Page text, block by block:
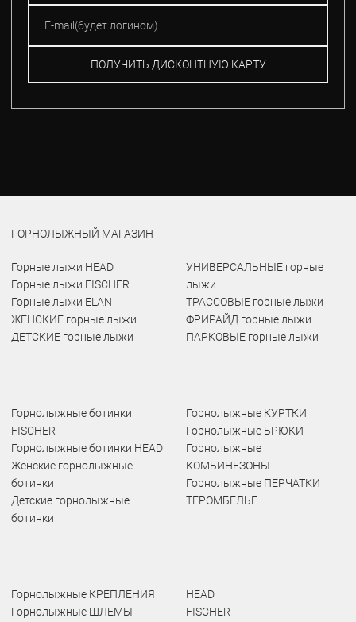
ПОЛУЧИТЬ ДИСКОНТНУЮ КАРТУ
ГОРНОЛЫЖНЫЙ МАГАЗИН
Горные лыжи HEAD
Горные лыжи FISCHER
Горные лыжи ELAN
ЖЕНСКИЕ горные лыжи
ДЕТСКИЕ горные лыжи
УНИВЕРСАЛЬНЫЕ горные
лыжи
ТРАССОВЫЕ горные лыжи
ФРИРАЙД горные лыжи
ПАРКОВЫЕ горные лыжи
Горнолыжные ботинки
FISCHER
Горнолыжные ботинки HEAD
Женские горнолыжные
ботинки
Детские горнолыжные
ботинки
Горнолыжные КУРТКИ
Горнолыжные БРЮКИ
Горнолыжные
КОМБИНЕЗОНЫ
Горнолыжные ПЕРЧАТКИ
ТЕРОМБЕЛЬЕ
Горнолыжные КРЕПЛЕНИЯ
Горнолыжные ШЛЕМЫ
HEAD
FISCHER